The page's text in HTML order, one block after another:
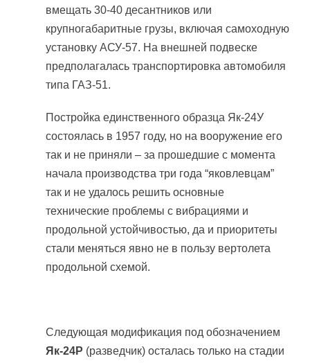
вмещать 30-40 десантников или
крупногабаритные грузы, включая самоходную
установку АСУ-57. На внешней подвеске
предполагалась транспортировка автомобиля
типа ГАЗ-51.
Постройка единственного образца Як-24У
состоялась в 1957 году, но на вооружение его
так и не приняли – за прошедшие с момента
начала производства три года “яковлевцам”
так и не удалось решить основные
технические проблемы с вибрациями и
продольной устойчивостью, да и приоритеты
стали меняться явно не в пользу вертолета
продольной схемой.
Следующая модификация под обозначением
Як-24Р (разведчик) осталась только на стадии